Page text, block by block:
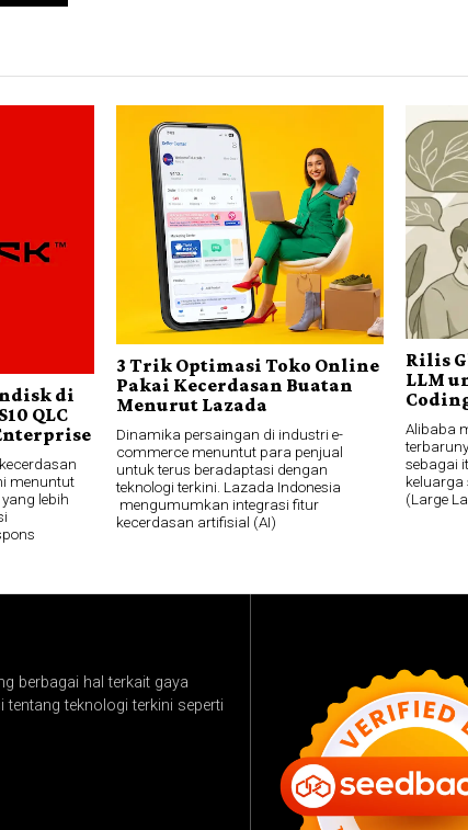
di
QLC
menuntut
lebih
3 Trik Optimasi Toko Online
Pakai Kecerdasan Buatan
Menurut Lazada
Dinamika persaingan di industri e-
commerce menuntut para penjual
untuk terus beradaptasi dengan
teknologi terkini. Lazada Indonesia
mengumumkan integrasi fitur
kecerdasan artifisial (AI)
Rilis
LLM
Alibaba
sebagai
keluarga
(Large
berbagai hal terkait gaya
teknologi terkini seperti